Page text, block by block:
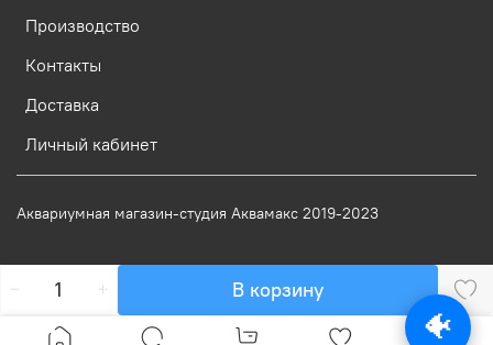
В корзину
Производство
Контакты
Доставка
Личный кабинет
Аквариумная магазин-студия Аквамакс 2019-2023
🐠